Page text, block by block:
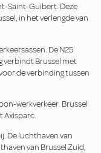
Saint-Guibert. Deze
in het verlengde van
De N25
verbindt Brussel met
de verbinding tussen
werkverkeer. Brussel
Axisparc.
De luchthaven van
van Brussel Zuid,